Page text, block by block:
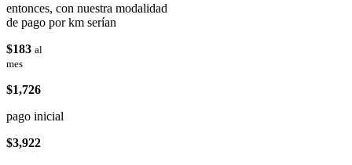
entonces, con nuestra modalidad
de pago por km serían
$183 al
mes
$1,726
pago inicial
$3,922